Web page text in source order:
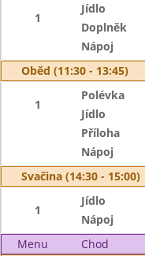
1
Jídlo
Doplněk
Nápoj
Oběd (11:30 - 13:45)
1
Polévka
Jídlo
Příloha
Nápoj
Svačina (14:30 - 15:00)
1
Jídlo
Nápoj
Menu
Chod